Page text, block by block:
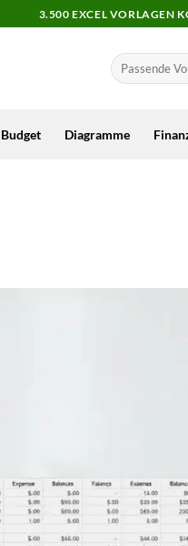
3.500 EXCEL VORLAGEN
Budget Diagramme